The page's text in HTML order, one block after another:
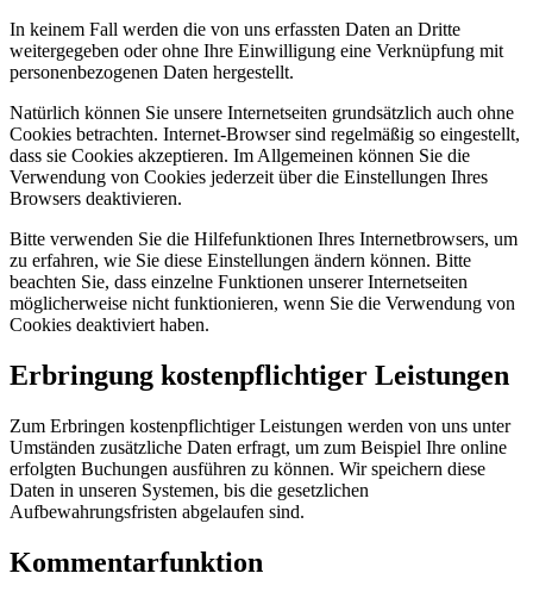
In keinem Fall werden die von uns erfassten Daten an Dritte
weitergegeben oder ohne Ihre Einwilligung eine Verknüpfung mit
personenbezogenen Daten hergestellt.
Natürlich können Sie unsere Internetseiten grundsätzlich auch ohne
Cookies betrachten. Internet-Browser sind regelmäßig so eingestellt,
dass sie Cookies akzeptieren. Im Allgemeinen können Sie die
Verwendung von Cookies jederzeit über die Einstellungen Ihres
Browsers deaktivieren.
Bitte verwenden Sie die Hilfefunktionen Ihres Internetbrowsers, um
zu erfahren, wie Sie diese Einstellungen ändern können. Bitte
beachten Sie, dass einzelne Funktionen unserer Internetseiten
möglicherweise nicht funktionieren, wenn Sie die Verwendung von
Cookies deaktiviert haben.
Erbringung kostenpflichtiger Leistungen
Zum Erbringen kostenpflichtiger Leistungen werden von uns unter
Umständen zusätzliche Daten erfragt, um zum Beispiel Ihre online
erfolgten Buchungen ausführen zu können. Wir speichern diese
Daten in unseren Systemen, bis die gesetzlichen
Aufbewahrungsfristen abgelaufen sind.
Kommentarfunktion